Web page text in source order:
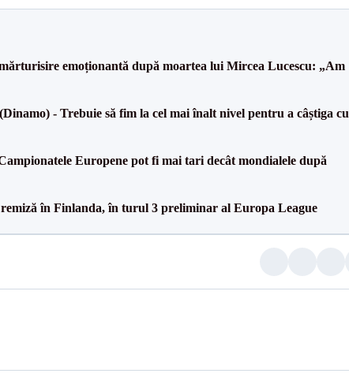
emoționantă după moartea lui Mircea Lucescu: „Am
- Trebuie să fim la cel mai înalt nivel pentru a câștiga cu
Europene pot fi mai tari decât mondialele după
în Finlanda, în turul 3 preliminar al Europa League